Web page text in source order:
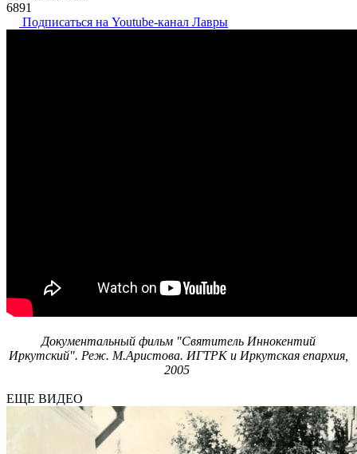
6891
Подписаться на Youtube-канал Лавры
Документальный фильм "Святитель Иннокентий
Иркутский". Реж. М.Аристова. ИГТРК и Иркутская епархия,
2005
ЕЩЕ ВИДЕО